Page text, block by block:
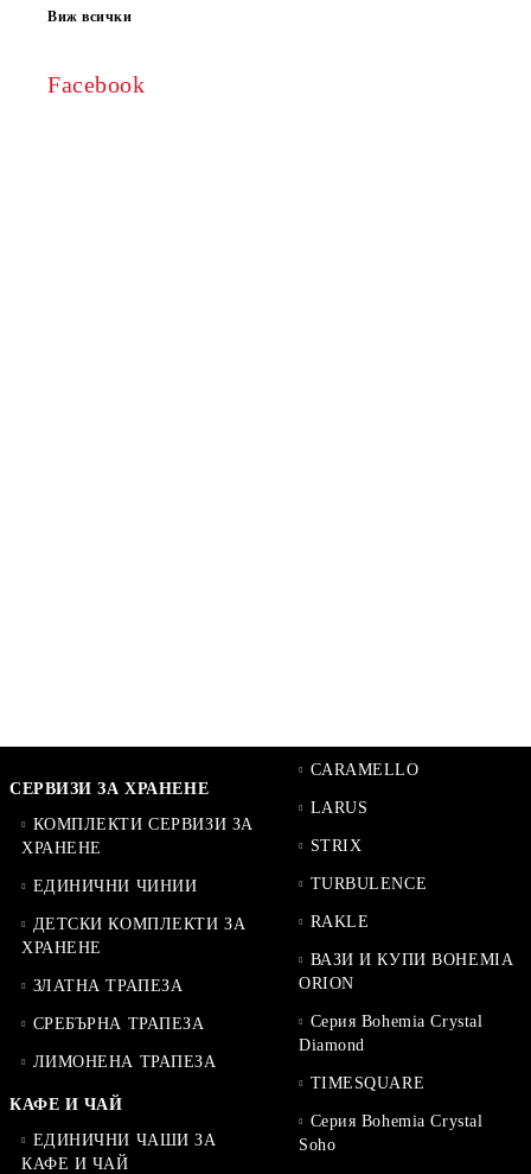
Виж всички
Facebook
СЕРВИЗИ ЗА ХРАНЕНЕ
КОМПЛЕКТИ СЕРВИЗИ ЗА
ХРАНЕНЕ
ЕДИНИЧНИ ЧИНИИ
ДЕТСКИ КОМПЛЕКТИ ЗА
ХРАНЕНЕ
ЗЛАТНА ТРАПЕЗА
СРЕБЪРНА ТРАПЕЗА
ЛИМОНЕНА ТРАПЕЗА
КАФЕ И ЧАЙ
ЕДИНИЧНИ ЧАШИ ЗА
КАФЕ И ЧАЙ
CARAMELLO
LARUS
STRIX
TURBULENCE
RAKLE
ВАЗИ И КУПИ BOHEMIA
ORION
Серия Bohemia Crystal
Diamond
TIMESQUARE
Серия Bohemia Crystal
Soho